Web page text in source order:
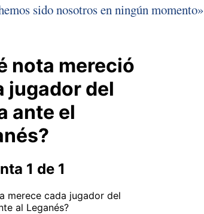
sido nosotros en ningún momento»